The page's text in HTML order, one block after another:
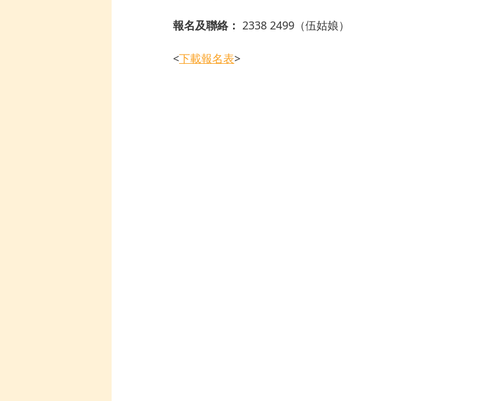
報名及聯絡： 2338 2499（伍姑娘）
<下載報名表>